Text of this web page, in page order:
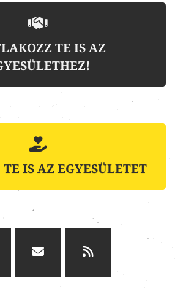
TE IS AZ
IS AZ EGYESÜLETET